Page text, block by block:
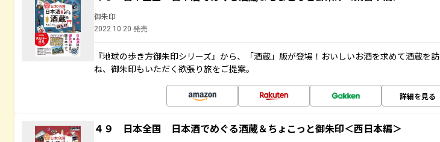
御朱印
2022.10.20 発売
『地球の歩き方御朱印シリーズ』から、「酒蔵」版が登場！おいしいお酒を求めて酒蔵を訪
ね、御朱印もいただく欲張り旅をご提案。
詳細を見る
４９ 日本全国 日本酒でめぐる酒蔵＆ちょこっと御朱印＜西日本編＞